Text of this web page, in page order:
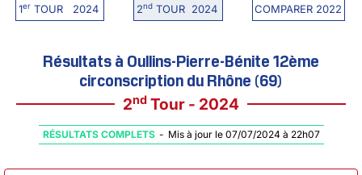
1erTOUR 2024 2ndTOUR 2024 COMPARER 2022
Résultats à Oullins-Pierre-Bénite 12ème
circonscription du Rhône (69)
2nd Tour - 2024
RÉSULTATS COMPLETS - Mis à jour le 07/07/2024 à 22h07